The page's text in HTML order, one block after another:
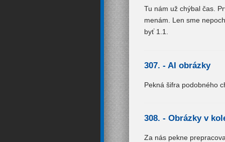
Tu nám už chýbal čas.
menám. Len sme
byť 1.1.
307. - AI obrázky
Pekná šifra podobného
308. - Obrázky v
Za nás pekne